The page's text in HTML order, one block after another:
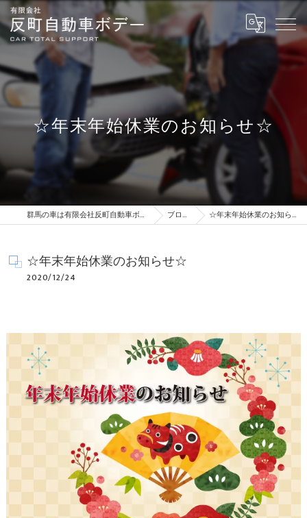
☆年末年始休業のお知らせ☆
群馬の車は有限会社反町自動車ボデー ブログ ☆年末年始休業のお知らせ☆
☆年末年始休業のお知らせ☆
2020/12/24